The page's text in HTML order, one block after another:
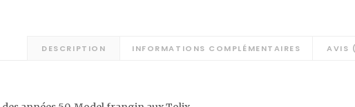
DESCRIPTION INFORMATIONS COMPLÉMENTAIRES AVIS